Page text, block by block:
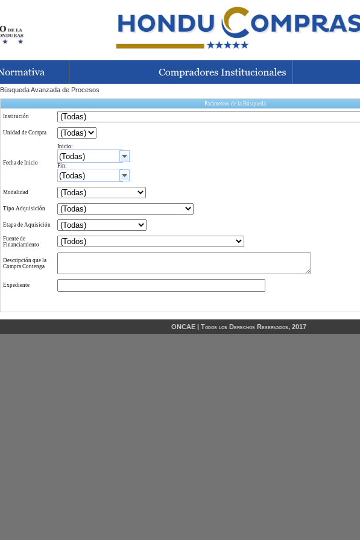
Búsqueda Avanzada de Procesos
Parámetros de la Búsqueda
Institución
Unidad de Compra
Fecha de Inicio
Inicio:
Fin:
Modalidad
Tipo Adquisición
Etapa de Aquisición
Fuente de
Financiamiento
Descripción que la
Compra Contenga
Expediente
ONCAE | Todos los Derechos Reservados, 2017